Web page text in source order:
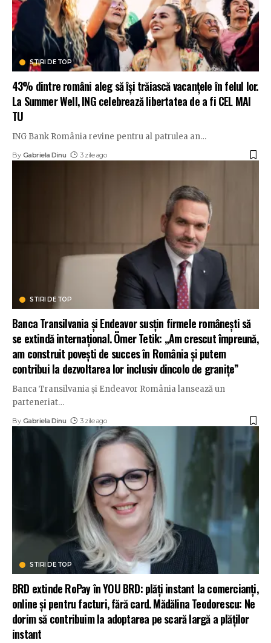
STIRI DE TOP
43% dintre români aleg să își trăiască vacanțele în felul lor.
La Summer Well, ING celebrează libertatea de a fi CEL MAI
TU
ING Bank România revine pentru al patrulea an…
By Gabriela Dinu 3 zile ago
STIRI DE TOP
Banca Transilvania și Endeavor susțin firmele românești să
se extindă internațional. Ömer Tetik: „Am crescut împreună,
am construit povești de succes în România și putem
contribui la dezvoltarea lor inclusiv dincolo de granițe”
Banca Transilvania și Endeavor România lansează un
parteneriat…
By Gabriela Dinu 3 zile ago
STIRI DE TOP
BRD extinde RoPay în YOU BRD: plăți instant la comercianți,
online și pentru facturi, fără card. Mădălina Teodorescu: Ne
dorim să contribuim la adoptarea pe scară largă a plăților
instant